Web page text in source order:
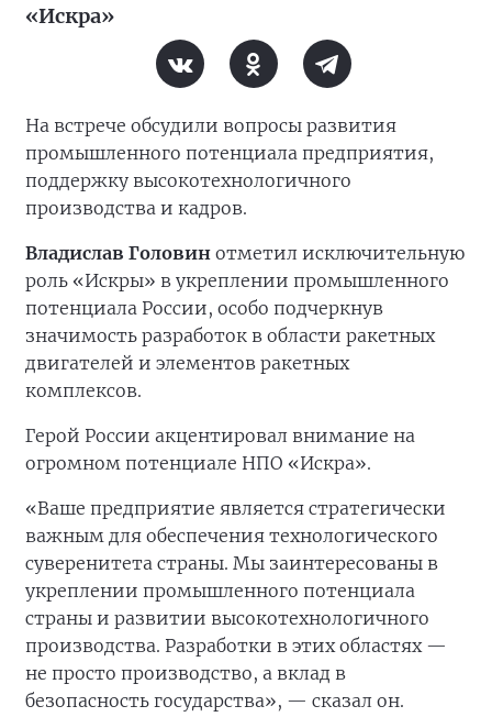
«Искра»
На встрече обсудили вопросы развития
промышленного потенциала предприятия,
поддержку высокотехнологичного
производства и кадров.
Владислав Головин отметил исключительную
роль «Искры» в укреплении промышленного
потенциала России, особо подчеркнув
значимость разработок в области ракетных
двигателей и элементов ракетных
комплексов.
Герой России акцентировал внимание на
огромном потенциале НПО «Искра».
«Ваше предприятие является стратегически
важным для обеспечения технологического
суверенитета страны. Мы заинтересованы в
укреплении промышленного потенциала
страны и развитии высокотехнологичного
производства. Разработки в этих областях —
не просто производство, а вклад в
безопасность государства», — сказал он.